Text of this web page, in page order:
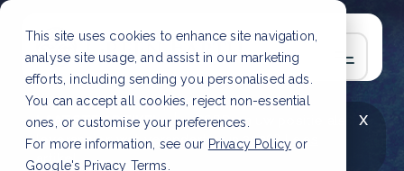
This site uses cookies to enhance site navigation,
analyse site usage, and assist in our marketing
efforts, including sending you personalised ads.
You can accept all cookies, reject non-essential
ones, or customise your preferences.
For more information, see our Privacy Policy or
Google's Privacy Terms
x
LAATSTE ARTIKEL
CSRD en uw positie als
leverancier: wat verandert er in 2026?Lees
artikel